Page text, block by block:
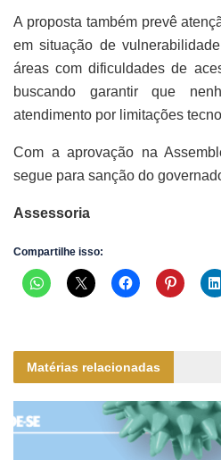
A proposta também prevê
em situação de
áreas com dificuldades de
buscando garantir que
atendimento por limitações
Com a aprovação na
segue para sanção do
Assessoria
Compartilhe isso:
Matérias relacionadas